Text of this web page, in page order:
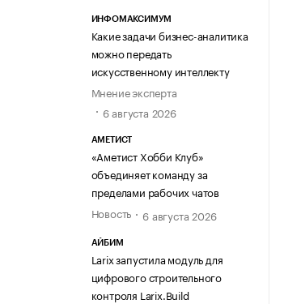
ИНФОМАКСИМУМ
Какие задачи бизнес-аналитика
можно передать
искусственному интеллекту
Мнение эксперта
6 августа 2026
АМЕТИСТ
«Аметист Хобби Клуб»
объединяет команду за
пределами рабочих чатов
Новость
6 августа 2026
АЙБИМ
Larix запустила модуль для
цифрового строительного
контроля Larix.Build